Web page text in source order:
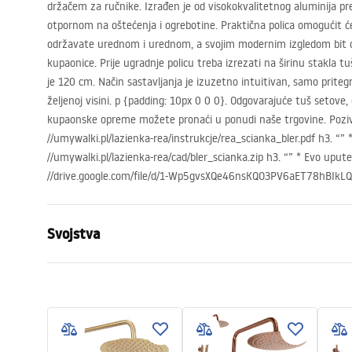
držačem za ručnike. Izrađen je od visokokvalitetnog aluminija
otpornom na oštećenja i ogrebotine. Praktična polica omogućit
održavate urednom i urednom, a svojim modernim izgledom
kupaonice. Prije ugradnje policu treba izrezati na širinu stakla
je 120 cm. Način sastavljanja je izuzetno intuitivan, samo
željenoj visini. p {padding: 10px 0 0 0}. Odgovarajuće tuš
kupaonske opreme možete pronaći u ponudi naše trgovine.
//umywalki.pl/lazienka-rea/instrukcje/rea_scianka_bler.pdf h3. “”
//umywalki.pl/lazienka-rea/cad/bler_scianka.zip h3. “” * Evo
//drive.google.com/file/d/1-
Svojstva
Tip kabine
Walk-in